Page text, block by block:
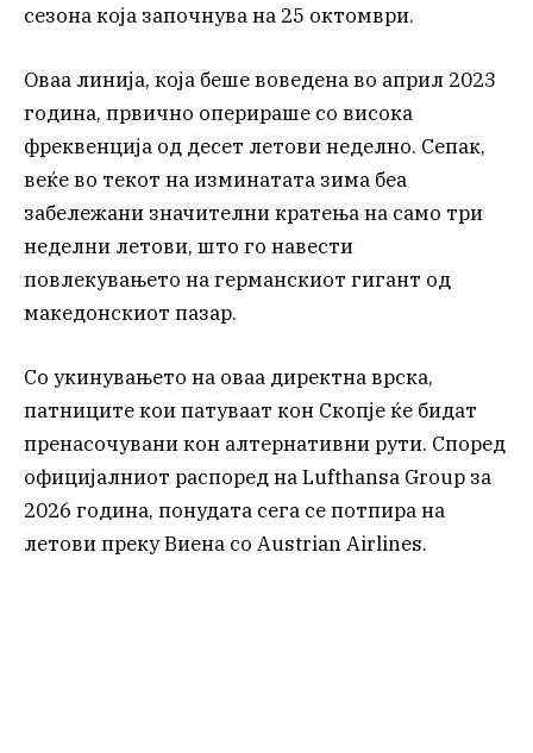
сезона која започнува на 25 октомври.
Оваа линија, која беше воведена во април 2023
година, првично оперираше со висока
фреквенција од десет летови неделно. Сепак,
веќе во текот на изминатата зима беа
забележани значителни кратења на само три
неделни летови, што го навести
повлекувањето на германскиот гигант од
македонскиот пазар.
Со укинувањето на оваа директна врска,
патниците кои патуваат кон Скопје ќе бидат
пренасочувани кон алтернативни рути. Според
официјалниот распоред на Lufthansa Group за
2026 година, понудата сега се потпира на
летови преку Виена со Austrian Airlines.